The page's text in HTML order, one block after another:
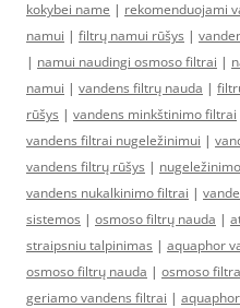
kokybei name | rekomenduojami
namui | filtrų namui rūšys |
| namui naudingi osmoso filtrai |
namui | vandens filtrų nauda |
rūšys | vandens minkštinimo filtrai
vandens filtrai nugeležinimui |
vandens filtrų rūšys |
vandens nukalkinimo filtrai |
sistemos | osmoso filtrų nauda |
straipsniu talpinimas | aquaphor
osmoso filtrų nauda | osmoso
geriamo vandens filtrai |